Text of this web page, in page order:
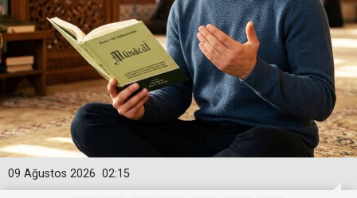
02:15
09 Ağustos 2026